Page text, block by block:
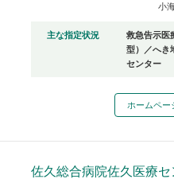
小
主な指定状況
救急告示医
型）／へき
センター
ホームペー
佐久総合病院佐久医療セ